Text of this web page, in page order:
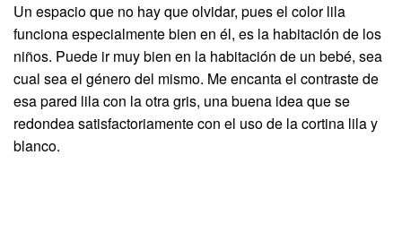
Un espacio que no hay que olvidar, pues el color lila
funciona especialmente bien en él, es la habitación de los
niños. Puede ir muy bien en la habitación de un bebé, sea
cual sea el género del mismo. Me encanta el contraste de
esa pared lila con la otra gris, una buena idea que se
redondea satisfactoriamente con el uso de la cortina lila y
blanco.